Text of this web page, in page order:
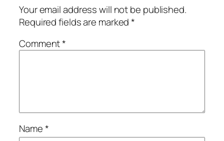
Your email address will not be published.
Required fields are marked*
Comment*
Name*